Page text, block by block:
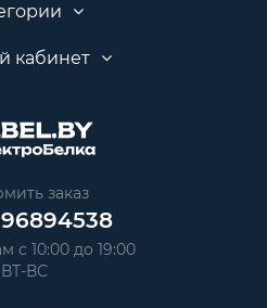
кабинет
заказ
с 10:00 до 19:00
ВТ-ВС